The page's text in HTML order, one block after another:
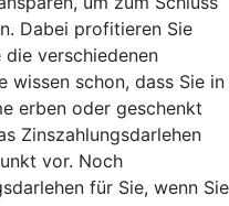
Dabei profitieren Sie
verschiedenen
wissen schon, dass Sie in
erben oder geschenkt
Zinszahlungsdarlehen
vor. Noch
für Sie, wenn Sie